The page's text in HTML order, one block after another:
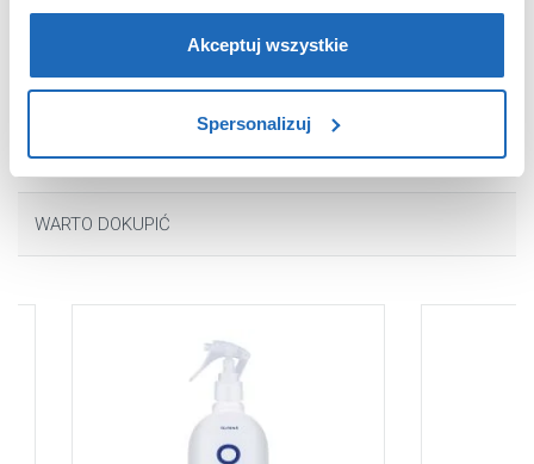
partnerzy reklamowi.Jeśli chcesz, włącz „Tylko
wymagane pliki cookie”.Pamiętaj jednak, że
zablokowane niektóre pliki cookie mogą mieć wpływ na
cookie, kliknij „Ustawienia plików cookie”.
plikach cookie”.
Akceptuj wszystkie
Spersonalizuj
Waga z opakowaniem
1,87 kg
Dane producenta
Zobacz
WARTO DOKUPIĆ